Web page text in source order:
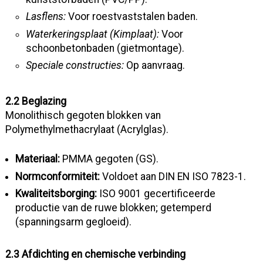
Lasflens:Voor roestvaststalen baden.
Waterkeringsplaat (Kimplaat):Voor
schoonbetonbaden (gietmontage).
Speciale constructies:Op aanvraag.
2.2 Beglazing
Monolithisch gegoten blokken van
Polymethylmethacrylaat (Acrylglas).
Materiaal: PMMA gegoten (GS).
Normconformiteit: Voldoet aan DIN EN ISO 7823-1.
Kwaliteitsborging: ISO 9001 gecertificeerde
productie van de ruwe blokken; getemperd
(spanningsarm gegloeid).
2.3 Afdichting en chemische verbinding